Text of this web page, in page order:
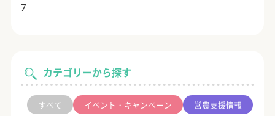
カテゴリーから探す
すべて イベント・キャンペーン 営農支援情報
7